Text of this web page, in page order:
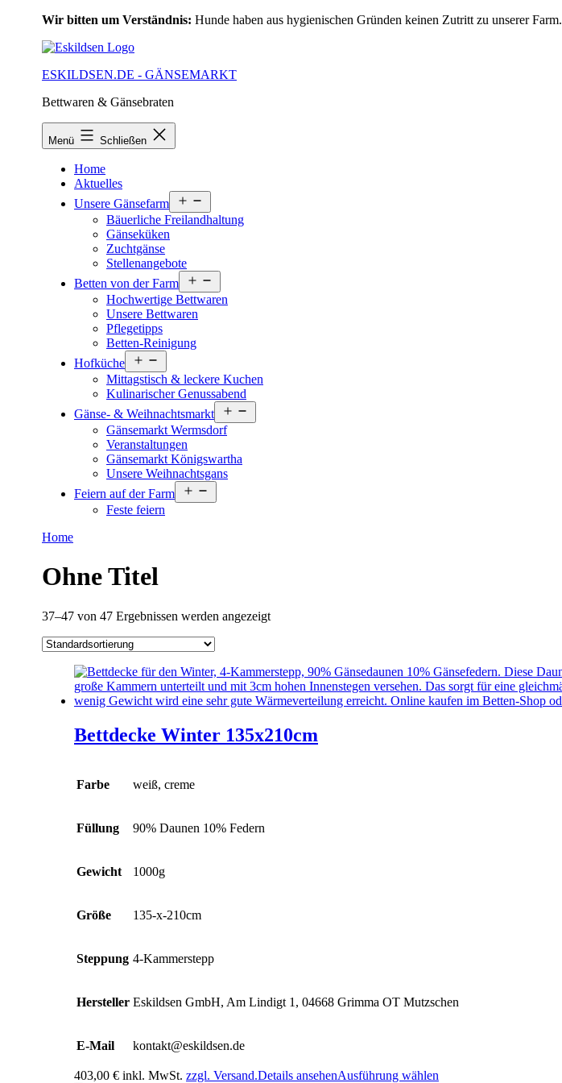
Zum
springen
Wir bitten um Verständnis: Hunde haben aus hygienischen Gründen keinen Zutritt zu unserer Farm.
ESKILDSEN.DE - GÄNSEMARKT
Bettwaren & Gänsebraten
Menü Schließen
Home
Aktuelles
Unsere Gänsefarm
öffnen
Bäuerliche Freilandhaltung
Gänseküken
Zuchtgänse
Stellenangebote
Betten von der Farm
öffnen
Hochwertige Bettwaren
Unsere Bettwaren
Pflegetipps
Betten-Reinigung
Hofküche
öffnen
Mittagstisch & leckere Kuchen
Kulinarischer Genussabend
Gänse- & Weihnachtsmarkt
öffnen
Gänsemarkt Wermsdorf
Veranstaltungen
Gänsemarkt Königswartha
Unsere Weihnachtsgans
Feiern auf der Farm
öffnen
Feste feiern
Home
Ohne Titel
37–47 von 47 Ergebnissen werden angezeigt
Bettdecke Winter 135x210cm
Farbe weiß, creme
Füllung 90% Daunen 10% Federn
Gewicht 1000g
Größe 135-x-210cm
Steppung 4-Kammerstepp
Hersteller Eskildsen GmbH, Am Lindigt 1, 04668 Grimma OT Mutzschen
E-Mail kontakt@eskildsen.de
403,00 € inkl. MwSt. zzgl. Versand.Details ansehenAusführung wählen